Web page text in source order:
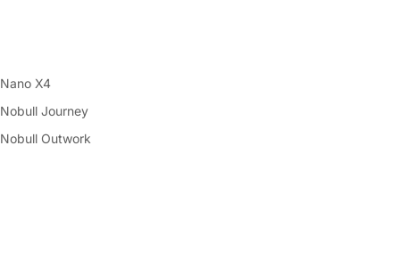
Nano X4
Nobull Journey
Nobull Outwork